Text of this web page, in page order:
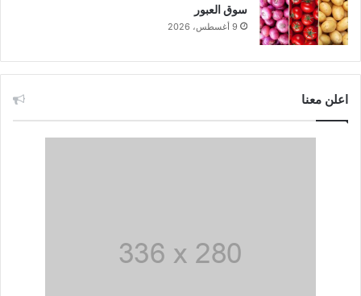
سوق العبور
9 أغسطس، 2026
اعلن معنا